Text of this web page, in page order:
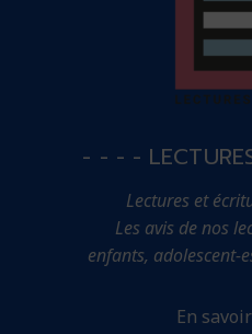
- - - -
Lectures et
Les avis de nos
enfants, adolescent-
En